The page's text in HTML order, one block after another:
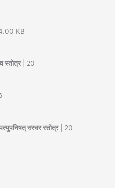
KB
च स्तोत्र| 20
सस्वर स्तोत्र| 20